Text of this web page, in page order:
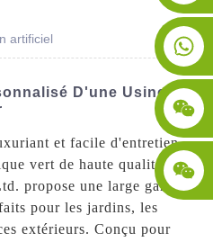
artificiel
D'une Usine
et facile d'entretien
vert de haute qualité.
propose une large gamme
pour les jardins, les
extérieurs. Conçu pour